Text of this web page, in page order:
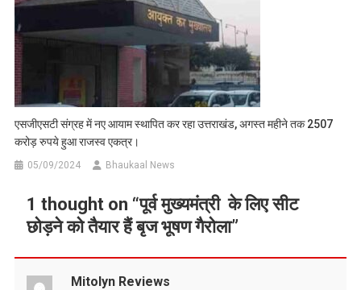
एसजीएसटी संग्रह में नए आयाम स्थापित कर रहा उत्तराखंड, अगस्त महीने तक 2507
करोड़ रुपये हुआ राजस्व एकत्र।
05/09/2024 Bhaukaal News
1 thought on “पूर्व मुख्यमंत्री के लिए सीट
छोड़ने को तैयार हैं बृज भूषण गैरोला”
Mitolyn Reviews